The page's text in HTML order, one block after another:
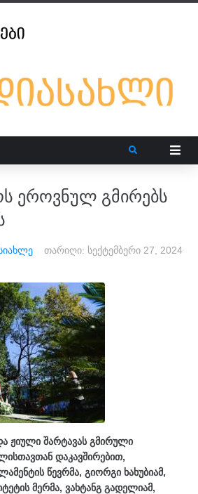
ეროვნულ გმირებს
თარიღი: სექტემბერი 27, 2024
ჟიული შარტავას გმირული
დაკავშირებით,
წევრმა, გიორგი ხახუბიამ,
მერმა, ვახტანგ გადელიამ,